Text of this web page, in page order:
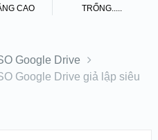
CAO
TRỐNG.....
Google Drive
Google Drive giả lập siêu